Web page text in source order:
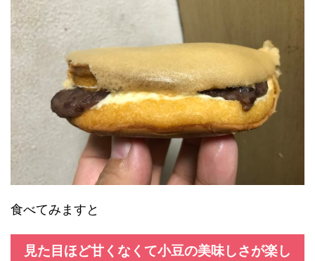
食べてみますと
見た目ほど甘くなくて小豆の美味しさが楽し